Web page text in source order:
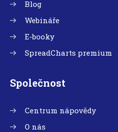
Blog
Webináře
E-booky
SpreadCharts premium
Společnost
Centrum nápovědy
O nás